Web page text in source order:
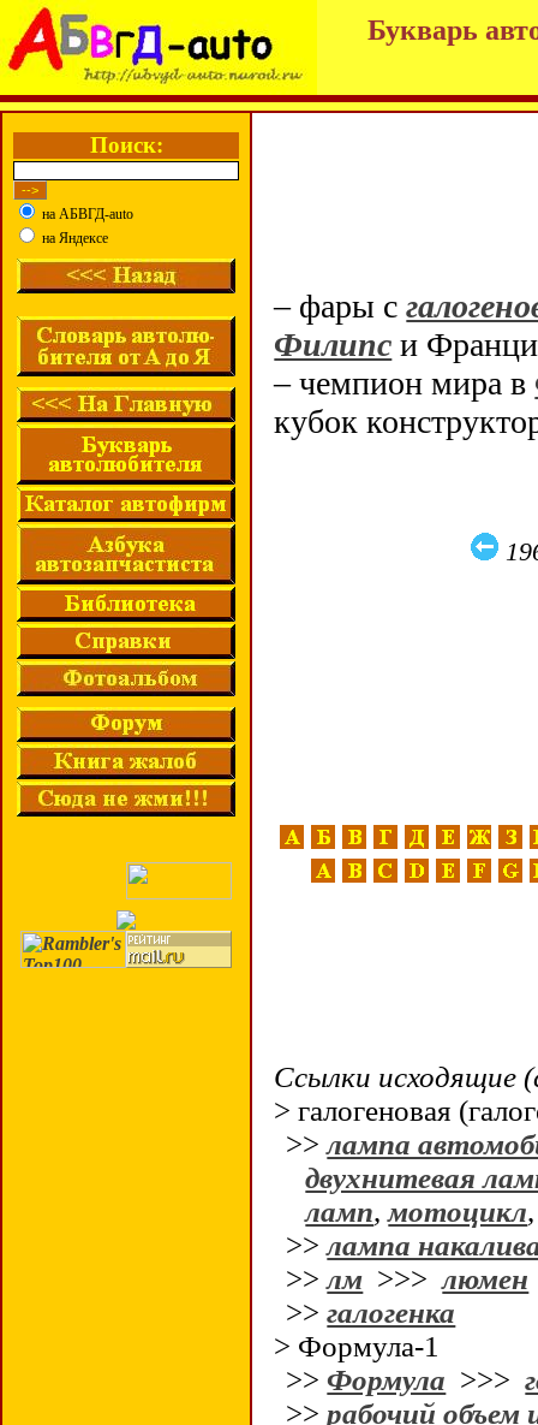
Букварь
Поиск:
на АБВГД-auto
на Яндексе
– фары с
Филипс и
– чемпион мира в
кубок
Ссылки исходящие
> галогеновая
>>лампа
двухнитевая
ламп,мотоцикл
>>лампа
>>лм >>>люмен
>>галогенка
> Формула-1
>>Формула >>>
>>рабочий объем